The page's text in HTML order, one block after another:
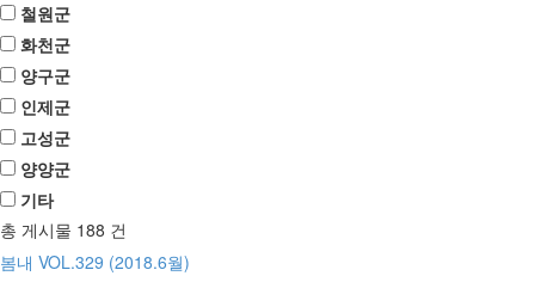
철원군
화천군
양구군
인제군
고성군
양양군
기타
총 게시물 188 건
봄내 VOL.329 (2018.6월)